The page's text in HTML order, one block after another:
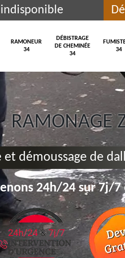
indisponible
RAMONEUR
34
DÉBISTRAGE
DE CHEMINÉE
34
34
RAMONAGE
et démoussage de
24h/24 sur 7j/7